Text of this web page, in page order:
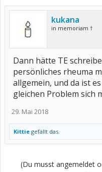
kukana
in memoriam †
Dann hätte TE
persönliches rheuma
allgemein, und da ist
gleichen Problem sich
29. Mai 2018
Kittie gefällt das.
(Du musst angemeldet